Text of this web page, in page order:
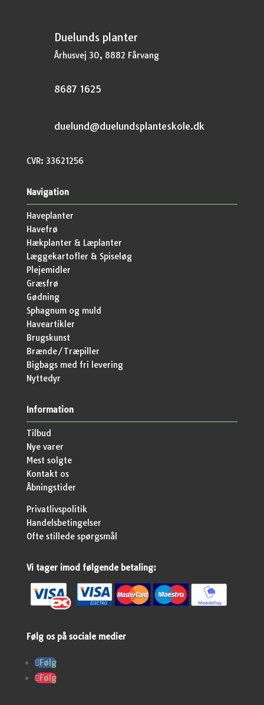
Duelunds planter
Århusvej 30, 8882 Fårvang
8687 1625
duelund@duelundsplanteskole.dk
CVR: 33621256
Navigation
Haveplanter
Havefrø
Hækplanter & Læplanter
Læggekartofler & Spiseløg
Plejemidler
Græsfrø
Gødning
Sphagnum og muld
Haveartikler
Brugskunst
Brænde/Træpiller
Bigbags med fri levering
Nyttedyr
Information
Tilbud
Nye varer
Mest solgte
Kontakt os
Åbningstider
Privatlivspolitik
Handelsbetingelser
Ofte stillede spørgsmål
Vi tager imod følgende betaling:
Følg os på sociale medier
Følg
Følg